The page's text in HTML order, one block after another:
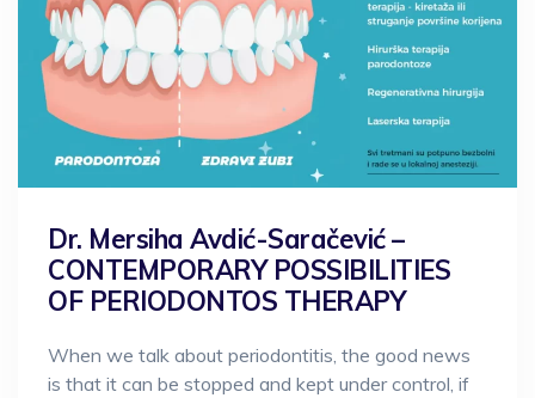
Dr. Mersiha Avdić-Saračević –
CONTEMPORARY POSSIBILITIES
OF PERIODONTOS THERAPY
When we talk about periodontitis, the good news
is that it can be stopped and kept under control, if